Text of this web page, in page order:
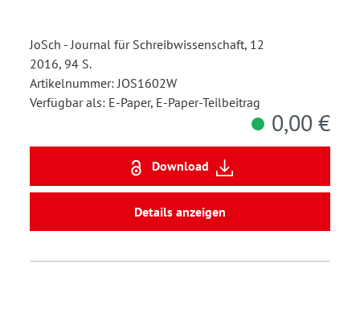
JoSch - Journal für Schreibwissenschaft, 12
2016, 94 S.
Artikelnummer: JOS1602W
Verfügbar als: E-Paper, E-Paper-Teilbeitrag
0,00 €
Download
Details anzeigen